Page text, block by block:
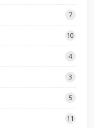
7
10
4
3
5
11